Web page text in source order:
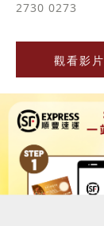
2730 0273
觀看影片